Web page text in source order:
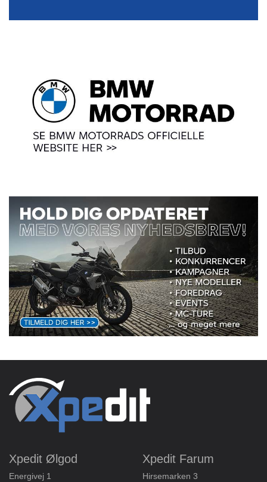
Xpedit Ølgod
Energivej 1
Xpedit Farum
Hirsemarken 3